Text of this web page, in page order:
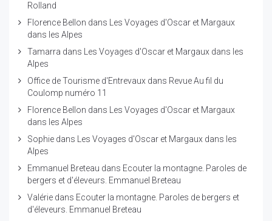
Rolland
Florence Bellon dans
Les Voyages d'Oscar et Margaux
dans les Alpes
Tamarra dans
Les Voyages d'Oscar et Margaux dans les
Alpes
Office de Tourisme d'Entrevaux dans Revue Au fil du
Coulomp numéro 11
Florence Bellon dans
Les Voyages d'Oscar et Margaux
dans les Alpes
Sophie dans
Les Voyages d'Oscar et Margaux dans les
Alpes
Emmanuel Breteau dans Ecouter la montagne. Paroles de
bergers et d'éleveurs. Emmanuel Breteau
Valérie dans Ecouter la montagne. Paroles de bergers et
d'éleveurs. Emmanuel Breteau